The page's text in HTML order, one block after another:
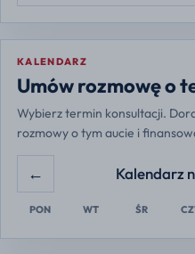
KALENDARZ
Umów rozmowę o
Wybierz termin konsultacji.
rozmowy o tym aucie i
Europe/Warsaw
← Kalendarz
PON WT ŚR